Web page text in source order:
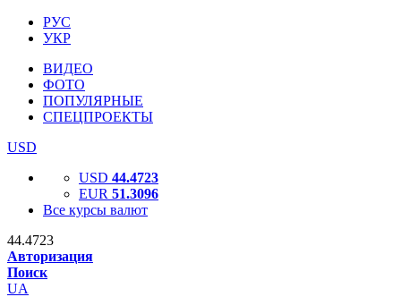
РУС
УКР
ВИДЕО
ФОТО
ПОПУЛЯРНЫЕ
СПЕЦПРОЕКТЫ
USD
USD 44.4723
EUR 51.3096
Все курсы валют
44.4723
Авторизация
Поиск
UA